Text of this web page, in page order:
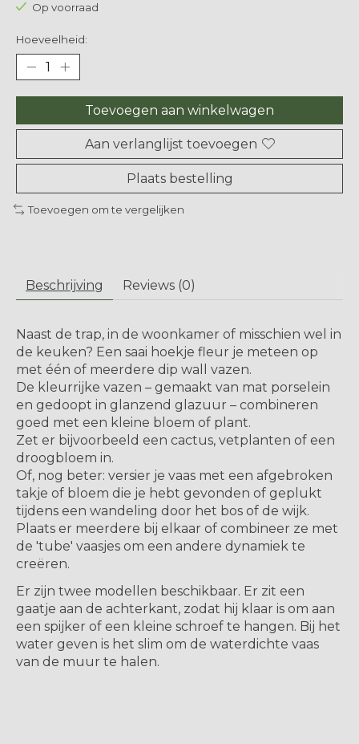
Op voorraad
Hoeveelheid:
Toevoegen aan winkelwagen
Aan verlanglijst toevoegen
Plaats bestelling
Toevoegen om te vergelijken
Beschrijving Reviews (0)
Naast de trap, in de woonkamer of misschien wel in
de keuken? Een saai hoekje fleur je meteen op
met één of meerdere dip wall vazen.
De kleurrijke vazen ​​– gemaakt van mat porselein
en gedoopt in glanzend glazuur – combineren
goed met een kleine bloem of plant.
Zet er bijvoorbeeld een cactus, vetplanten of een
droogbloem in.
Of, nog beter: versier je vaas met een afgebroken
takje of bloem die je hebt gevonden of geplukt
tijdens een wandeling door het bos of de wijk.
Plaats er meerdere bij elkaar of combineer ze met
de 'tube' vaasjes om een andere dynamiek te
creëren.
Er zijn twee modellen beschikbaar. Er zit een
gaatje aan de achterkant, zodat hij klaar is om aan
een spijker of een kleine schroef te hangen. Bij het
water geven is het slim om de waterdichte vaas
van de muur te halen.